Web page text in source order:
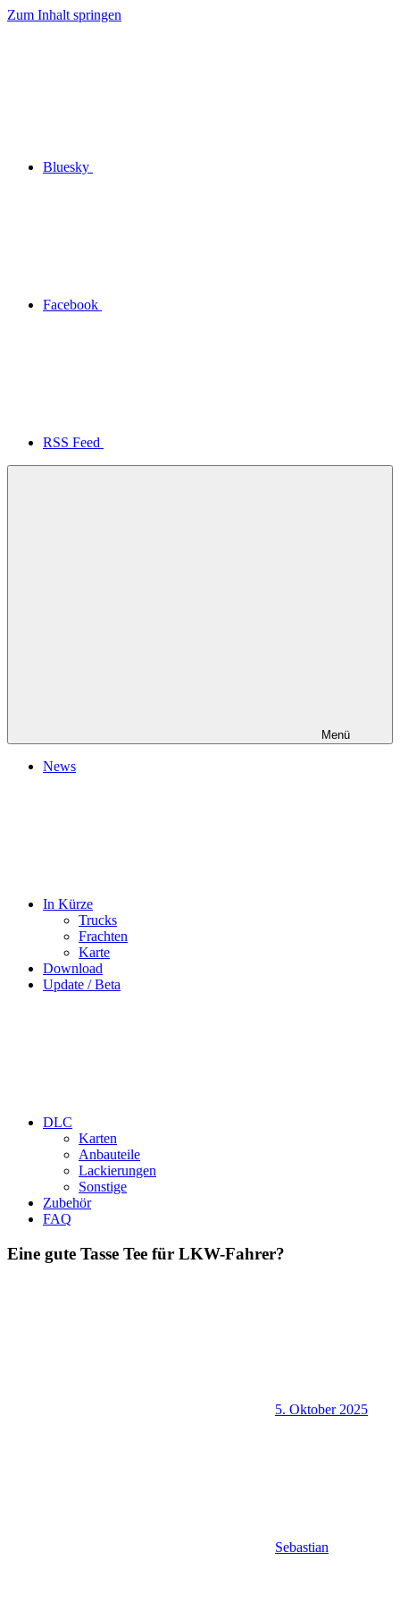
Zum Inhalt springen
Bluesky
Facebook
RSS Feed
Menü
News
In Kürze
Trucks
Frachten
Karte
Download
Update / Beta
DLC
Karten
Anbauteile
Lackierungen
Sonstige
Zubehör
FAQ
Eine gute Tasse Tee für LKW-Fahrer?
5. Oktober 2025
Sebastian